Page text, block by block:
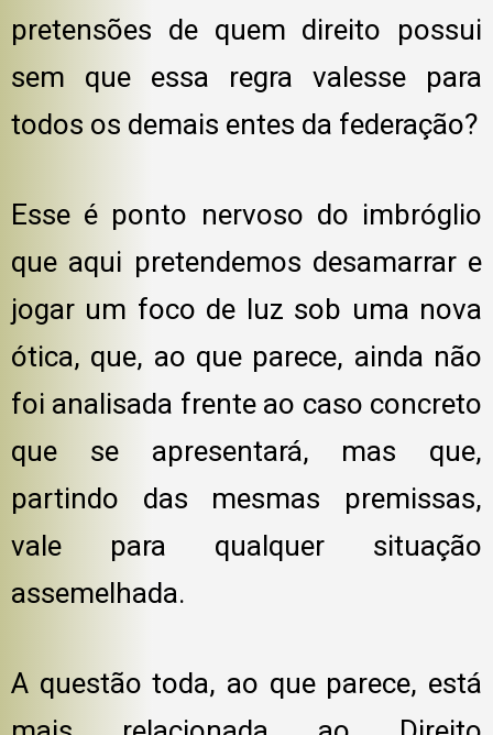
pretensões de quem direito possui
sem que essa regra valesse para
todos os demais entes da federação?
Esse é ponto nervoso do imbróglio
que aqui pretendemos desamarrar e
jogar um foco de luz sob uma nova
ótica, que, ao que parece, ainda não
foi analisada frente ao caso concreto
que se apresentará, mas que,
partindo das mesmas premissas,
vale para qualquer situação
assemelhada.
A questão toda, ao que parece, está